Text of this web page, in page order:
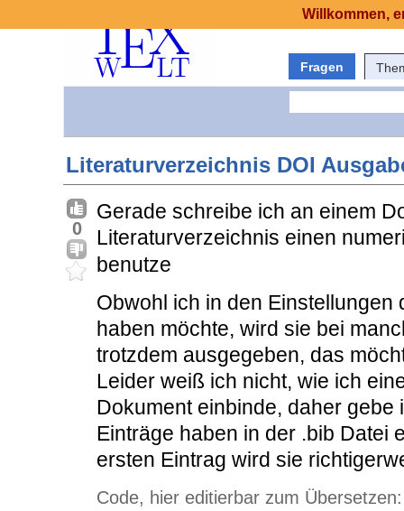
Fragen
Literaturverzeichnis DOI
0
Gerade schreibe ich an einem
Literaturverzeichnis einen
benutze
Obwohl ich in den
haben möchte, wird sie bei
trotzdem ausgegeben, das
Leider weiß ich nicht, wie ich
Dokument einbinde, daher gebe
Einträge haben in der .bib Datei
ersten Eintrag wird sie
Code, hier editierbar zum Übersetzen:
Willkommen,